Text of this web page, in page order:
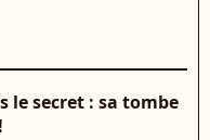
le secret : sa tombe